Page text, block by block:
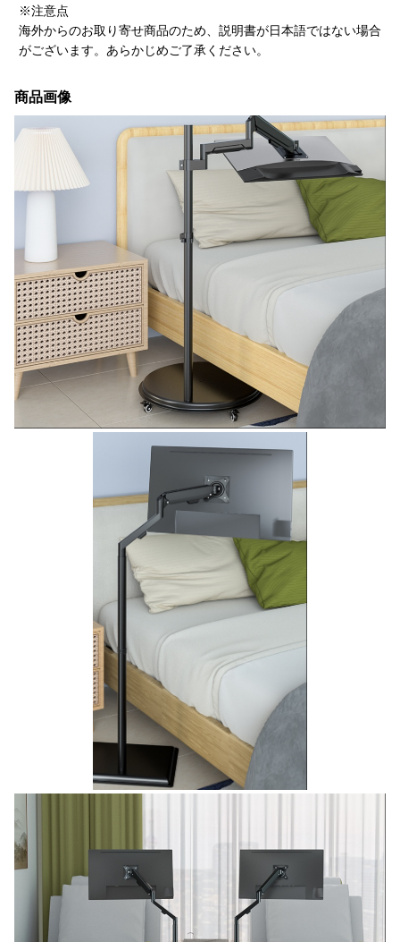
※注意点
海外からのお取り寄せ商品のため、説明書が日本語ではない場合
がございます。あらかじめご了承ください。
商品画像